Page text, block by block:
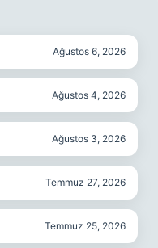
Ağustos 6, 2026
Ağustos 4, 2026
Ağustos 3, 2026
Temmuz 27, 2026
Temmuz 25, 2026